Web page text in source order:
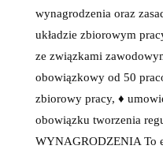
wynagrodzenia oraz
układzie zbiorowym
ze związkami
obowiązkowy od 50
zbiorowy pracy, ♦️
obowiązku tworzenia
WYNAGRODZENIA To